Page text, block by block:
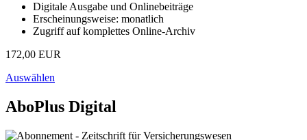
Digitale Ausgabe und Onlinebeiträge
Erscheinungsweise: monatlich
Zugriff auf komplettes Online-Archiv
172,00 EUR
Auswählen
AboPlus Digital